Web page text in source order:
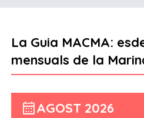
La Guia MACMA:
mensuals de la
calendar_monthAGOST 2026